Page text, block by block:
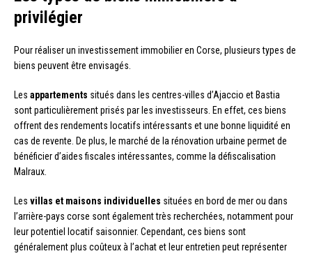
privilégier
Pour réaliser un investissement immobilier en Corse, plusieurs types de
biens peuvent être envisagés.
Les appartements situés dans les centres-villes d’Ajaccio et Bastia
sont particulièrement prisés par les investisseurs. En effet, ces biens
offrent des rendements locatifs intéressants et une bonne liquidité en
cas de revente. De plus, le marché de la rénovation urbaine permet de
bénéficier d’aides fiscales intéressantes, comme la défiscalisation
Malraux.
Les villas et maisons individuelles situées en bord de mer ou dans
l’arrière-pays corse sont également très recherchées, notamment pour
leur potentiel locatif saisonnier. Cependant, ces biens sont
généralement plus coûteux à l’achat et leur entretien peut représenter